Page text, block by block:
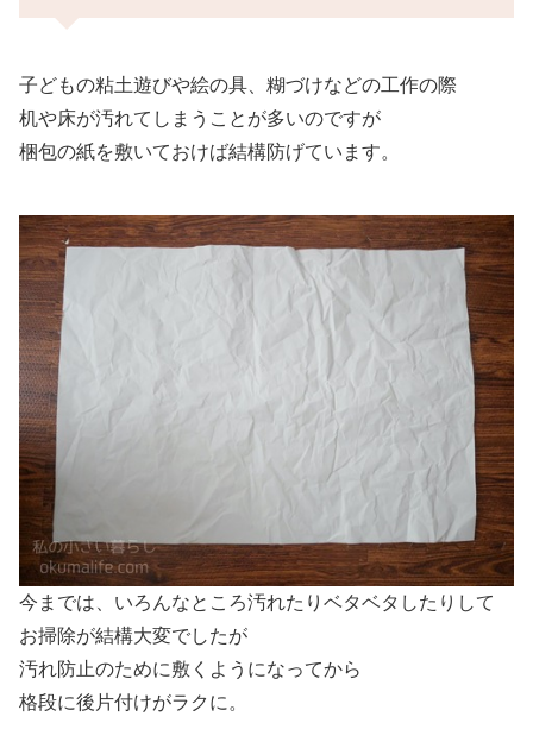
子どもの粘土遊びや絵の具、糊づけなどの工作の際
机や床が汚れてしまうことが多いのですが
梱包の紙を敷いておけば結構防げています。
今までは、いろんなところ汚れたりベタベタしたりして
お掃除が結構大変でしたが
汚れ防止のために敷くようになってから
格段に後片付けがラクに。